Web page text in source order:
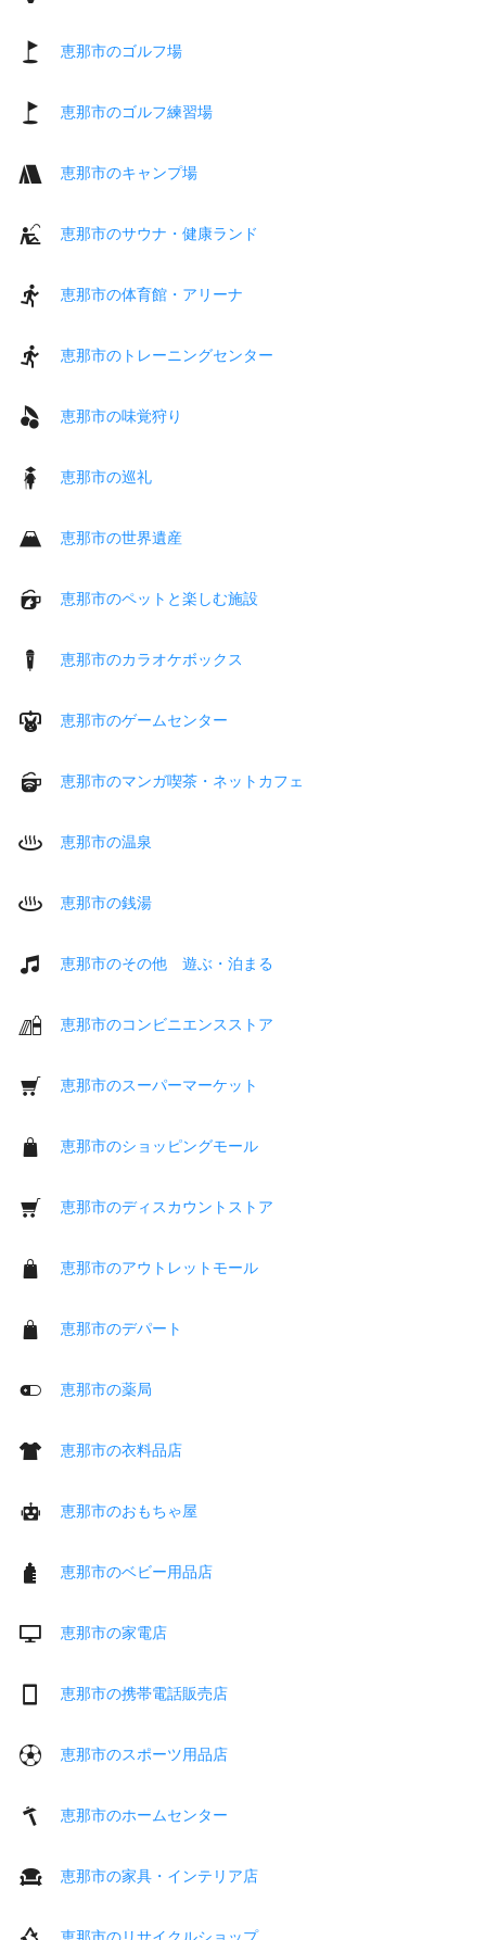
恵那市のゴルフ場
恵那市のゴルフ練習場
恵那市のキャンプ場
恵那市のサウナ・健康ランド
恵那市の体育館・アリーナ
恵那市のトレーニングセンター
恵那市の味覚狩り
恵那市の巡礼
恵那市の世界遺産
恵那市のペットと楽しむ施設
恵那市のカラオケボックス
恵那市のゲームセンター
恵那市のマンガ喫茶・ネットカフェ
恵那市の温泉
恵那市の銭湯
恵那市のその他 遊ぶ・泊まる
恵那市のコンビニエンスストア
恵那市のスーパーマーケット
恵那市のショッピングモール
恵那市のディスカウントストア
恵那市のアウトレットモール
恵那市のデパート
恵那市の薬局
恵那市の衣料品店
恵那市のおもちゃ屋
恵那市のベビー用品店
恵那市の家電店
恵那市の携帯電話販売店
恵那市のスポーツ用品店
恵那市のホームセンター
恵那市の家具・インテリア店
恵那市のリサイクルショップ